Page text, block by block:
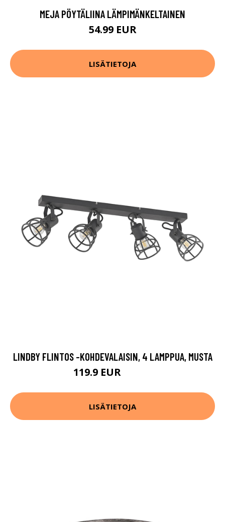
MEJA PÖYTÄLIINA LÄMPIMÄNKELTAINEN
54.99 EUR
LISÄTIETOJA
LINDBY FLINTOS -KOHDEVALAISIN, 4 LAMPPUA, MUSTA
119.9 EUR
LISÄTIETOJA